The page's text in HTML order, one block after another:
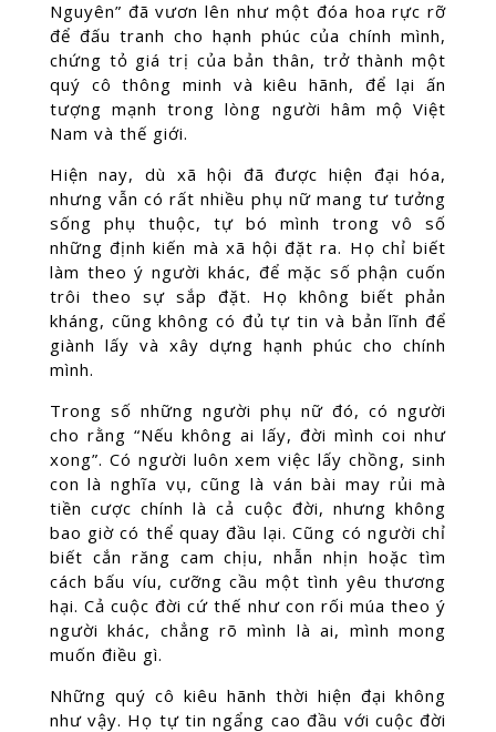
Nguyên” đã vươn lên như một đóa hoa rực rỡ
để đấu tranh cho hạnh phúc của chính mình,
chứng tỏ giá trị của bản thân, trở thành một
quý cô thông minh và kiêu hãnh, để lại ấn
tượng mạnh trong lòng người hâm mộ Việt
Nam và thế giới.
Hiện nay, dù xã hội đã được hiện đại hóa,
nhưng vẫn có rất nhiều phụ nữ mang tư tưởng
sống phụ thuộc, tự bó mình trong vô số
những định kiến mà xã hội đặt ra. Họ chỉ biết
làm theo ý người khác, để mặc số phận cuốn
trôi theo sự sắp đặt. Họ không biết phản
kháng, cũng không có đủ tự tin và bản lĩnh để
giành lấy và xây dựng hạnh phúc cho chính
mình.
Trong số những người phụ nữ đó, có người
cho rằng “Nếu không ai lấy, đời mình coi như
xong”. Có người luôn xem việc lấy chồng, sinh
con là nghĩa vụ, cũng là ván bài may rủi mà
tiền cược chính là cả cuộc đời, nhưng không
bao giờ có thể quay đầu lại. Cũng có người chỉ
biết cắn răng cam chịu, nhẫn nhịn hoặc tìm
cách bấu víu, cưỡng cầu một tình yêu thương
hại. Cả cuộc đời cứ thế như con rối múa theo ý
người khác, chẳng rõ mình là ai, mình mong
muốn điều gì.
Những quý cô kiêu hãnh thời hiện đại không
như vậy. Họ tự tin ngẩng cao đầu với cuộc đời